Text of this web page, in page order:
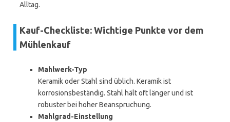
Alltag.
Kauf-Checkliste: Wichtige Punkte vor dem
Mühlenkauf
Mahlwerk-Typ
Keramik oder Stahl sind üblich. Keramik ist
korrosionsbeständig. Stahl hält oft länger und ist
robuster bei hoher Beanspruchung.
Mahlgrad-Einstellung